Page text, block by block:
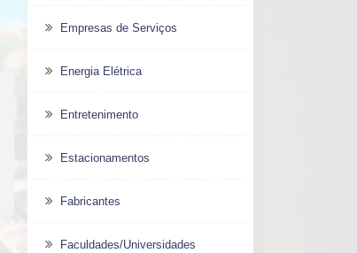
Empresas de Serviços
Energia Elétrica
Entretenimento
Estacionamentos
Fabricantes
Faculdades/Universidades